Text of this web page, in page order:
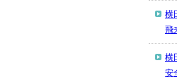
横
飛
横
安